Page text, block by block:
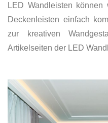
LED Wandleisten
Deckenleisten einfach
zur kreativen
Artikelseiten der LED